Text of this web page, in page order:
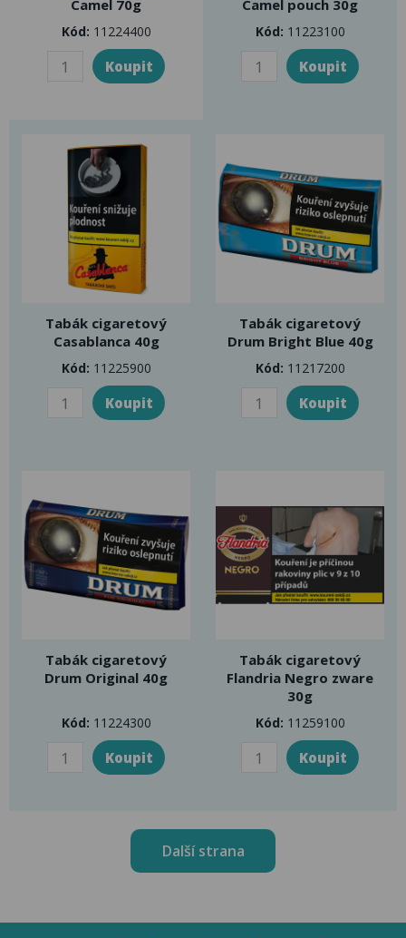
Camel 70g
Kód: 11224400
Camel pouch 30g
Kód: 11223100
Tabák cigaretový
Casablanca 40g
Kód: 11225900
Tabák cigaretový
Drum Bright Blue 40g
Kód: 11217200
Tabák cigaretový
Drum Original 40g
Kód: 11224300
Tabák cigaretový
Flandria Negro zware
30g
Kód: 11259100
Další strana